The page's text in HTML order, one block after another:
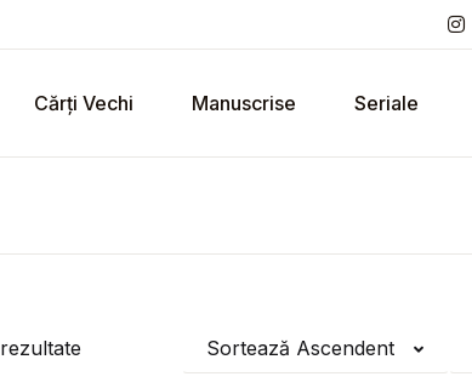
Cărți Vechi Manuscrise Seriale
rezultate Sortează Ascendent